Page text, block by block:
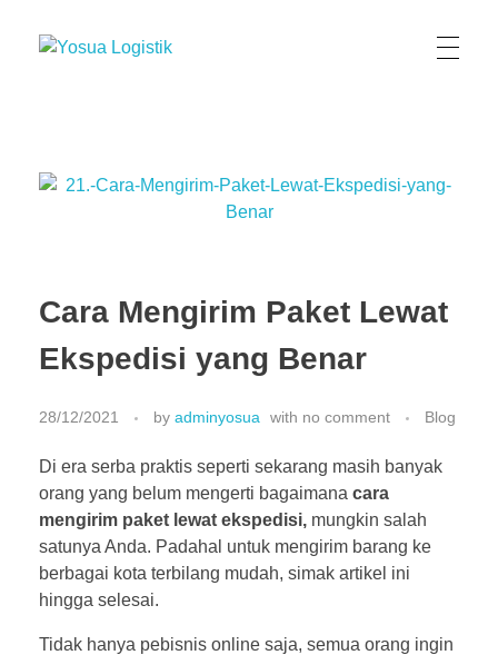
Cara Mengirim Paket Lewat
Ekspedisi yang Benar
28/12/2021 by adminyosua with no comment Blog
Di era serba praktis seperti sekarang masih banyak
orang yang belum mengerti bagaimana cara
mengirim paket lewat ekspedisi, mungkin salah
satunya Anda. Padahal untuk mengirim barang ke
berbagai kota terbilang mudah, simak artikel ini
hingga selesai.
Tidak hanya pebisnis online saja, semua orang ingin